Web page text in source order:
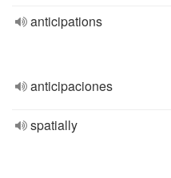
anticipations
anticipaciones
spatially